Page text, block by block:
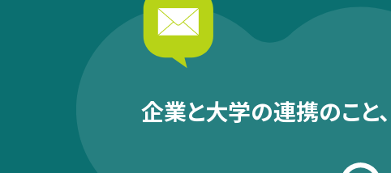
企業と大学の連携のこと、